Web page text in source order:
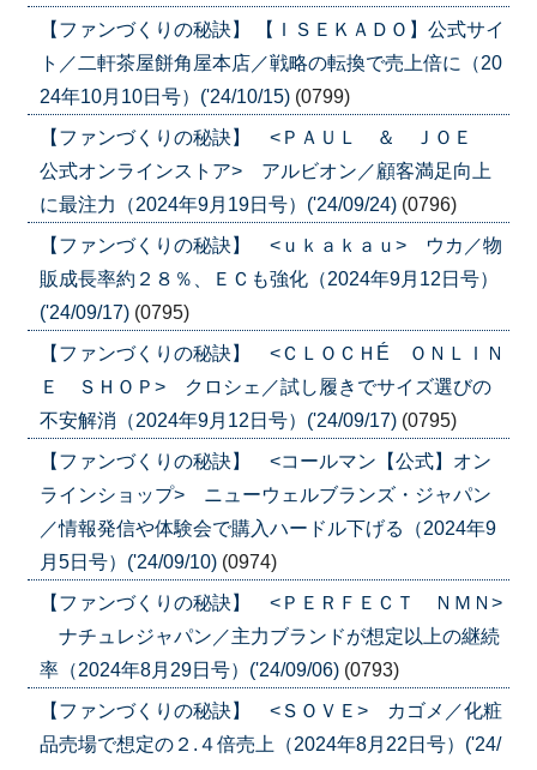
【ファンづくりの秘訣】 【ＩＳＥＫＡＤＯ】公式サイ
ト／二軒茶屋餅角屋本店／戦略の転換で売上倍に（20
24年10月10日号）('24/10/15) (0799)
【ファンづくりの秘訣】 <ＰＡＵＬ ＆ ＪＯＥ
公式オンラインストア> アルビオン／顧客満足向上
に最注力（2024年9月19日号）('24/09/24) (0796)
【ファンづくりの秘訣】 <ｕｋａｋａｕ> ウカ／物
販成長率約２８％、ＥＣも強化（2024年9月12日号）
('24/09/17) (0795)
【ファンづくりの秘訣】 <ＣＬＯＣＨÉ ＯＮＬＩＮ
Ｅ ＳＨＯＰ> クロシェ／試し履きでサイズ選びの
不安解消（2024年9月12日号）('24/09/17) (0795)
【ファンづくりの秘訣】 <コールマン【公式】オン
ラインショップ> ニューウェルブランズ・ジャパン
／情報発信や体験会で購入ハードル下げる（2024年9
月5日号）('24/09/10) (0974)
【ファンづくりの秘訣】 <ＰＥＲＦＥＣＴ ＮＭＮ>
ナチュレジャパン／主力ブランドが想定以上の継続
率（2024年8月29日号）('24/09/06) (0793)
【ファンづくりの秘訣】 <ＳＯＶＥ> カゴメ／化粧
品売場で想定の２.４倍売上（2024年8月22日号）('24/